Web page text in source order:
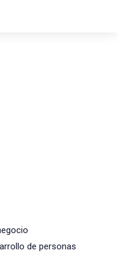
de personas